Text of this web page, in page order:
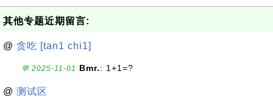
其他专题近期留言:
@ 贪吃 [tan1 chi1]
💬 2025-11-01 Bmr.: 1+1=?
@ 测试区